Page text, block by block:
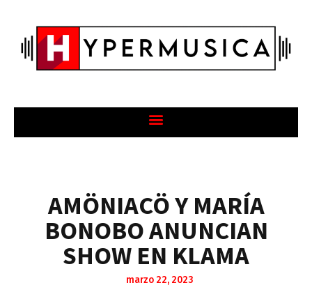
AMÖNIACÖ Y MARÍA
BONOBO ANUNCIAN
SHOW EN KLAMA
marzo 22, 2023